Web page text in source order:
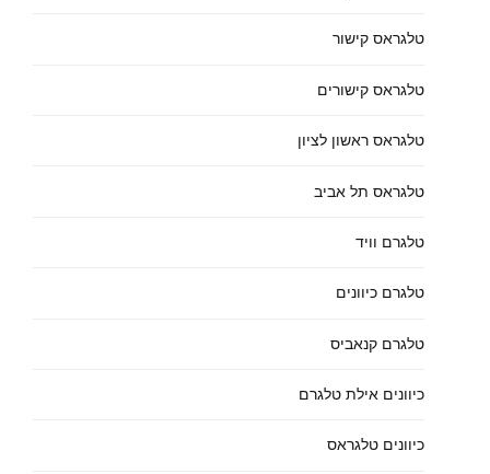
טלגראס קישור
טלגראס קישורים
טלגראס ראשון לציון
טלגראס תל אביב
טלגרם וויד
טלגרם כיוונים
טלגרם קנאביס
כיוונים אילת טלגרם
כיוונים טלגראס